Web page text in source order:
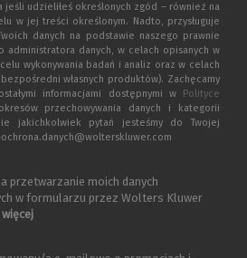
udzieliłeś określonych zgód – również na
w jej treści określonym. Nadto, przysługuje
danych na podstawie naszego prawnie
administratora danych, w celach opisanych w
wykonywania badań i analiz oraz w celach
własnych produktów). Zachęcamy
informacjami dostępnymi w Polityce
przechowywania danych i kategorii
jakichkolwiek pytań jesteśmy do Twojej
przetwarzanie moich danych
w formularzu przez Wolters Kluwer
więcej